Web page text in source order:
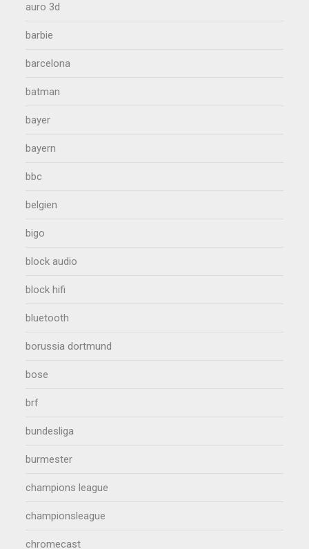
auro 3d
barbie
barcelona
batman
bayer
bayern
bbc
belgien
bigo
block audio
block hifi
bluetooth
borussia dortmund
bose
brf
bundesliga
burmester
champions league
championsleague
chromecast